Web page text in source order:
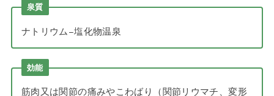
泉質
ナトリウム−塩化物温泉
効能
筋肉又は関節の痛みやこわばり（関節リウマチ、変形